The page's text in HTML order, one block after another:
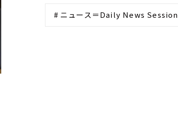
# ニュース＝Daily News Session